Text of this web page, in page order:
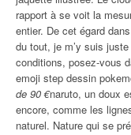
rapport à se voit la
entier. De cet égard
du tout, je m’y suis
conditions, posez-vous
emoji step dessin
de 90 €naruto, un doux
encore, comme les
naturel. Nature qui se